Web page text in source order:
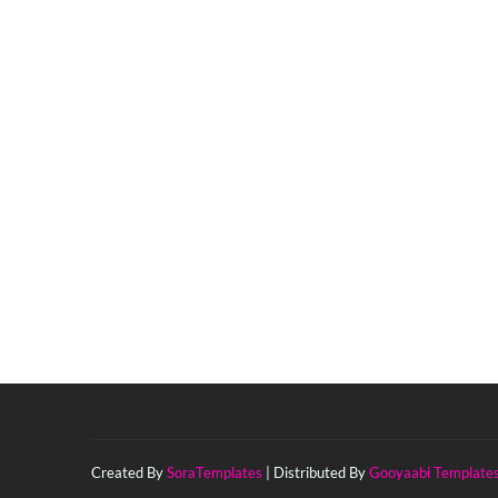
Created BySoraTemplates | Distributed ByGooyaabi